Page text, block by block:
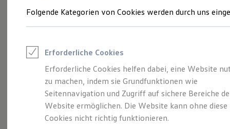
Junge Gebrauchtwagen und Gebrauchtwagen
Saisonangebote
Leasing
Leasing-Angebote
Gebrauchtwagen Leasing
Junge Gebrauchtwagen-Leasing
Elektroauto Leasing
Kleinwagen-Leasing
Leasing ohne Anzahlung
Ihre Volkswagen bhg
Rottweil
Folgende Kategorien von Cookies werden durch uns
Erforderliche Cookies
Erforderliche Cookies helfen dabei, eine Website
zu machen, indem sie Grundfunktionen wie
Seitennavigation und Zugriff auf sichere Bereiche
Website ermöglichen. Die Website kann ohne diese
Cookies nicht richtig funktionieren.